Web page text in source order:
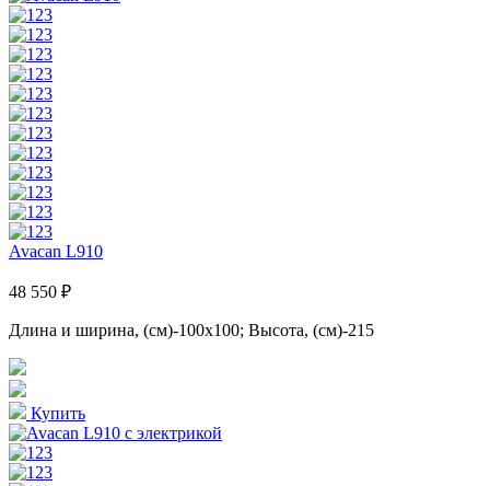
Avacan L910
48 550 ₽
Длина и ширина, (см)-100x100; Высота, (см)-215
Купить